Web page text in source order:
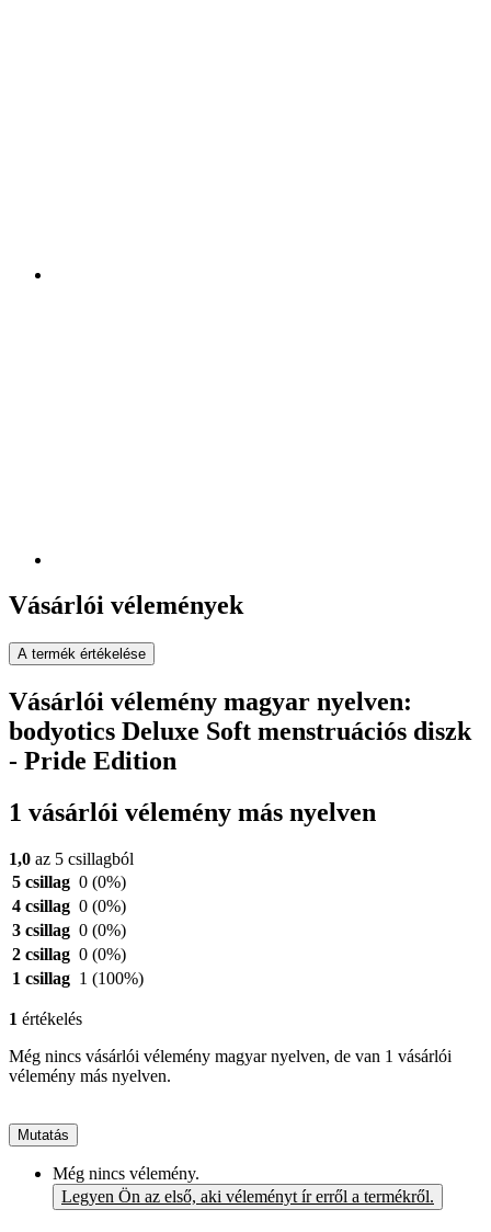
Vásárlói vélemények
A termék értékelése
Vásárlói vélemény magyar nyelven:
bodyotics Deluxe Soft menstruációs diszk
- Pride Edition
1 vásárlói vélemény más nyelven
1,0 az 5 csillagból
5 csillag 0 (0%)
4 csillag 0 (0%)
3 csillag 0 (0%)
2 csillag 0 (0%)
1 csillag 1 (100%)
1 értékelés
Még nincs vásárlói vélemény magyar nyelven, de van 1 vásárlói
vélemény más nyelven.
Mutatás
Még nincs vélemény.
Legyen Ön az első, aki véleményt ír erről a termékről.